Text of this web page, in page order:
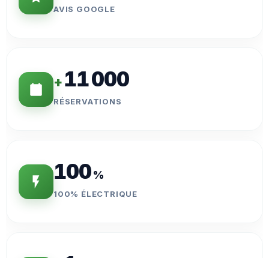
AVIS GOOGLE
+11 000
RÉSERVATIONS
100%
100% ÉLECTRIQUE